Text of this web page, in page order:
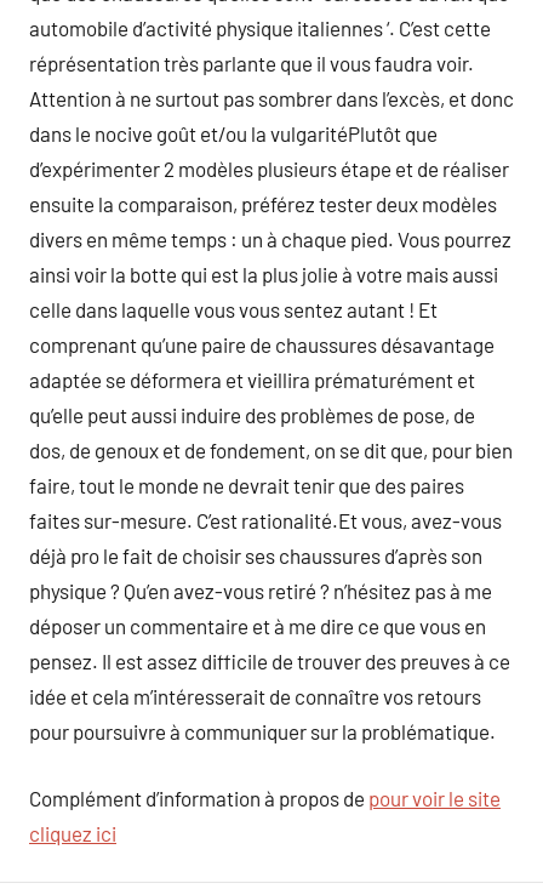
automobile d’activité physique italiennes ‘. C’est cette
réprésentation très parlante que il vous faudra voir.
Attention à ne surtout pas sombrer dans l’excès, et donc
dans le nocive goût et/ou la vulgaritéPlutôt que
d’expérimenter 2 modèles plusieurs étape et de réaliser
ensuite la comparaison, préférez tester deux modèles
divers en même temps : un à chaque pied. Vous pourrez
ainsi voir la botte qui est la plus jolie à votre mais aussi
celle dans laquelle vous vous sentez autant ! Et
comprenant qu’une paire de chaussures désavantage
adaptée se déformera et vieillira prématurément et
qu’elle peut aussi induire des problèmes de pose, de
dos, de genoux et de fondement, on se dit que, pour bien
faire, tout le monde ne devrait tenir que des paires
faites sur-mesure. C’est rationalité.Et vous, avez-vous
déjà pro le fait de choisir ses chaussures d’après son
physique ? Qu’en avez-vous retiré ? n’hésitez pas à me
déposer un commentaire et à me dire ce que vous en
pensez. Il est assez difficile de trouver des preuves à ce
idée et cela m’intéresserait de connaître vos retours
pour poursuivre à communiquer sur la problématique.
Complément d’information à propos de pour voir le site
cliquez ici